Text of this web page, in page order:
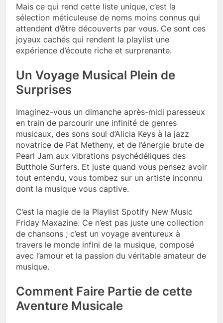
Mais ce qui rend cette liste unique, c’est la
sélection méticuleuse de noms moins connus qui
attendent d’être découverts par vous. Ce sont ces
joyaux cachés qui rendent la playlist une
expérience d’écoute riche et surprenante.
Un Voyage Musical Plein de
Surprises
Imaginez-vous un dimanche après-midi paresseux
en train de parcourir une infinité de genres
musicaux, des sons soul d’Alicia Keys à la jazz
novatrice de Pat Metheny, et de l’énergie brute de
Pearl Jam aux vibrations psychédéliques des
Butthole Surfers. Et juste quand vous pensez avoir
tout entendu, vous tombez sur un artiste inconnu
dont la musique vous captive.
C’est la magie de la Playlist Spotify New Music
Friday Maxazine. Ce n’est pas juste une collection
de chansons ; c’est un voyage aventureux à
travers le monde infini de la musique, composé
avec l’amour et la passion du véritable amateur de
musique.
Comment Faire Partie de cette
Aventure Musicale